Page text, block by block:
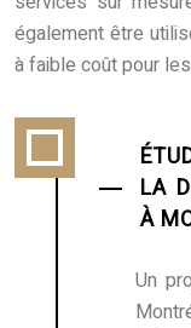
également être
à faible coût pour
LA
À
Un